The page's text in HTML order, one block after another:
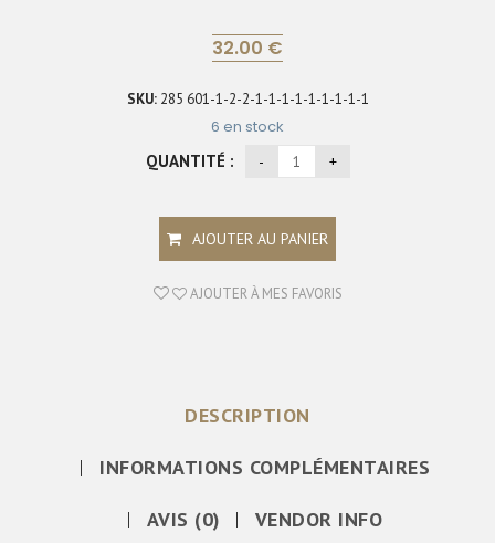
32.00 €
SKU: 285 601-1-2-2-1-1-1-1-1-1-1-1-1
6 en stock
QUANTITÉ :
AJOUTER AU PANIER
AJOUTER À MES FAVORIS
DESCRIPTION
INFORMATIONS COMPLÉMENTAIRES
AVIS (0) VENDOR INFO